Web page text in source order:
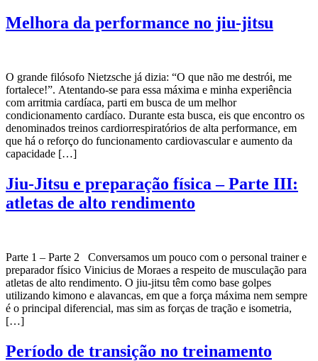
Melhora da performance no jiu-jitsu
O grande filósofo Nietzsche já dizia: “O que não me destrói, me
fortalece!”. Atentando-se para essa máxima e minha experiência
com arritmia cardíaca, parti em busca de um melhor
condicionamento cardíaco. Durante esta busca, eis que encontro os
denominados treinos cardiorrespiratórios de alta performance, em
que há o reforço do funcionamento cardiovascular e aumento da
capacidade […]
Jiu-Jitsu e preparação física – Parte III:
atletas de alto rendimento
Parte 1 – Parte 2 Conversamos um pouco com o personal trainer e
preparador físico Vinicius de Moraes a respeito de musculação para
atletas de alto rendimento. O jiu-jitsu têm como base golpes
utilizando kimono e alavancas, em que a força máxima nem sempre
é o principal diferencial, mas sim as forças de tração e isometria,
[…]
Período de transição no treinamento